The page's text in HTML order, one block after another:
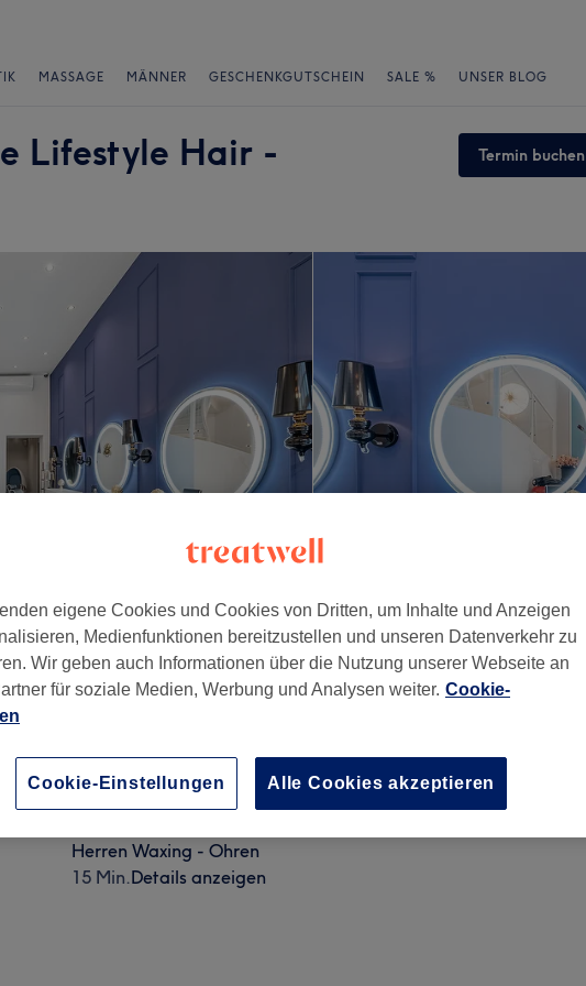
MASSAGE MÄNNER GESCHENKGUTSCHEIN SALE % UNSER BLOG
Lifestyle Hair -
Termin buchen
, 40213
Herren Waxing - Nase
15 Min.Details anzeigen
Herren Waxing - Ohren
15 Min.Details anzeigen
eigene Cookies und Cookies von Dritten, um Inhalte und Anzeigen
Medienfunktionen bereitzustellen und unseren Datenverkehr zu
Wir geben auch Informationen über die Nutzung unserer Webseite an
für soziale Medien, Werbung und Analysen weiter. Cookie-
Cookie-Einstellungen Alle Cookies akzeptieren